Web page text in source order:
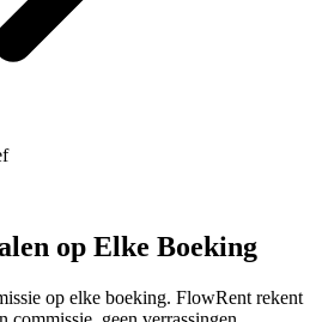
op Elke Boeking
op elke boeking. FlowRent rekent